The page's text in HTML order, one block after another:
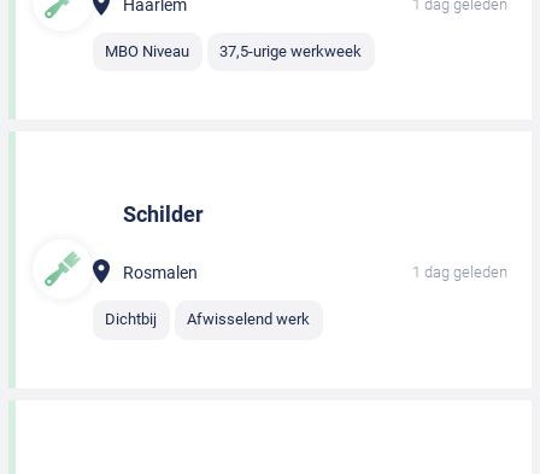
Haarlem 1 dag geleden
MBO Niveau 37,5-urige werkweek
Schilder
Rosmalen 1 dag geleden
Dichtbij Afwisselend werk